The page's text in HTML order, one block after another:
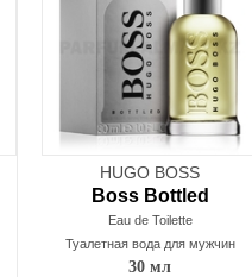
HUGO BOSS
Boss Bottled
Eau de Toilette
Туалетная вода для мужчин
30 мл